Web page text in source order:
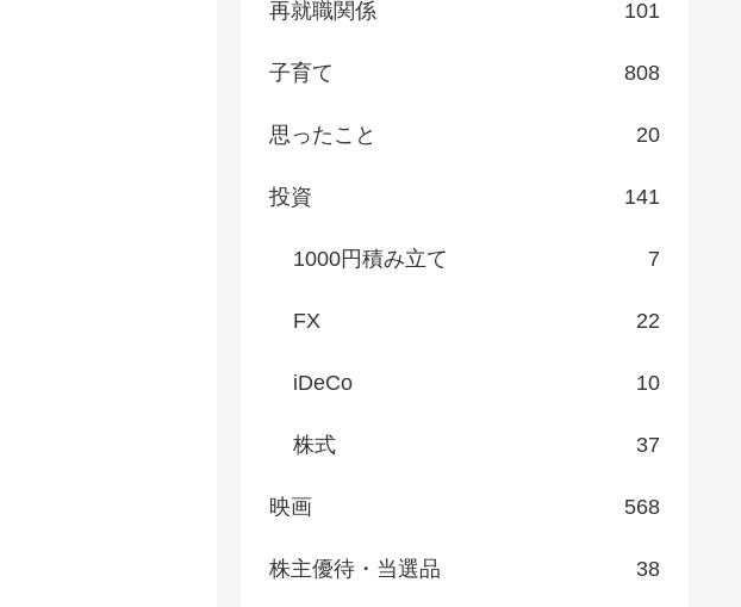
再就職関係 101
子育て 808
思ったこと 20
投資 141
1000円積み立て 7
FX 22
iDeCo 10
株式 37
映画 568
株主優待・当選品 38